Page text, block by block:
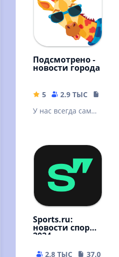
Подсмотрено -
новости города
5 2.9 ТЫС
У нас всегда самые
Sports.ru:
новости спорта
2024
2.8 ТЫС
37.06 MB